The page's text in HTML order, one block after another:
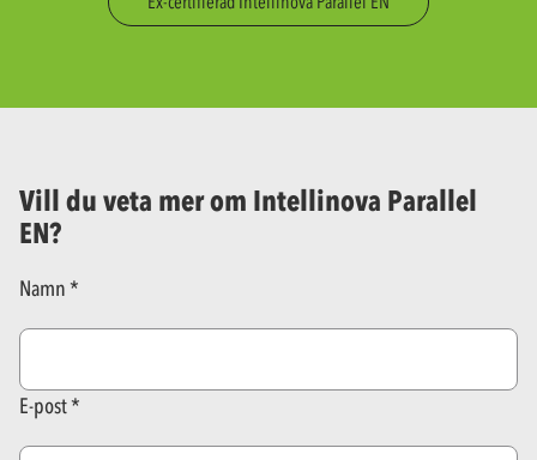
Vill du veta mer om Intellinova Parallel
EN?
Namn
E-post